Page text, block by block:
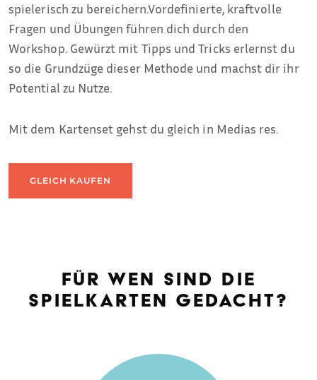
spielerisch zu bereichern.Vordefinierte, kraftvolle
Fragen und Übungen führen dich durch den
Workshop. Gewürzt mit Tipps und Tricks erlernst du
so die Grundzüge dieser Methode und machst dir ihr
Potential zu Nutze.
Mit dem Kartenset gehst du gleich in Medias res.
GLEICH KAUFEN
FÜR WEN SIND DIE
SPIELKARTEN GEDACHT?